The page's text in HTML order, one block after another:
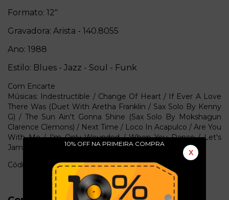
10% OFF NA PRIMEIRA COMPRA
X
Formato: 12"
Gravadora: Arista - 140.8055
Ano: 1988
Estilo: Blues - Jazz - Soul - Funk
Com Encarte
Músicas: Indestructible / Change Of Heart / If Ever A Love
There Was (Duet With Aretha Franklin / Sax Solo By Kenny
G) / The Sun Ain't Gonna Shine (Sax Solo By Mokshagun
Clarence Clemons) / Next Time / Loco In Acapulco / Are You
With Me / I'm Only Wounded / When You Dance / Let's
Jam
Código: l896b